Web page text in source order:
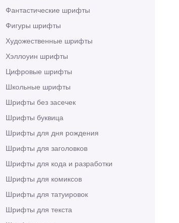
Фантастические шрифты
Фигуры шрифты
Художественные шрифты
Хэллоуин шрифты
Цифровые шрифты
Школьные шрифты
Шрифты без засечек
Шрифты буквица
Шрифты для дня рождения
Шрифты для заголовков
Шрифты для кода и разработки
Шрифты для комиксов
Шрифты для татуировок
Шрифты для текста